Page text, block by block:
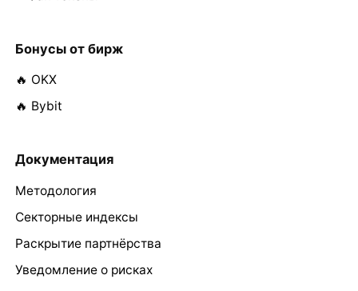
Бонусы от бирж
🔥 OKX
🔥 Bybit
Документация
Методология
Секторные индексы
Раскрытие партнёрства
Уведомление о рисках